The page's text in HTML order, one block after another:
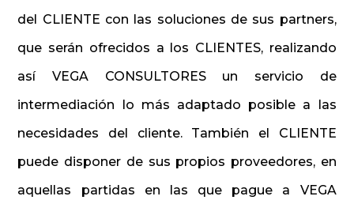
del CLIENTE con las soluciones de sus partners,
que serán ofrecidos a los CLIENTES, realizando
así VEGA CONSULTORES un servicio de
intermediación lo más adaptado posible a las
necesidades del cliente. También el CLIENTE
puede disponer de sus propios proveedores, en
aquellas partidas en las que pague a VEGA